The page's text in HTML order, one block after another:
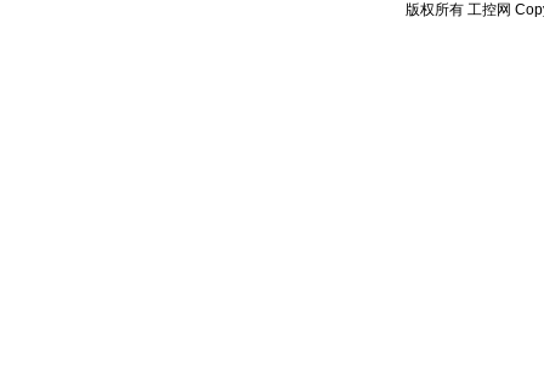
版权所有 工控网